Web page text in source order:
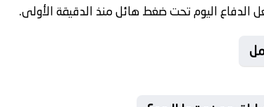
الدفاع اليوم تحت ضغط هائل منذ الدقيقة الأولى.